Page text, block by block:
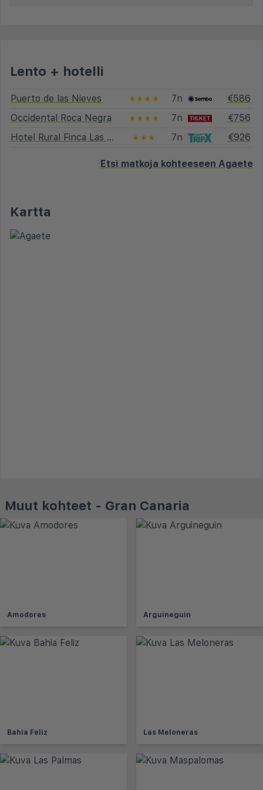
Lento + hotelli
Puerto de las Nieves ★★★★ 7n
€586
Occidental Roca Negra
★★★★ 7n
€756
Hotel Rural Finca Las Longueras
★★★ 7n €926
Etsi matkoja kohteeseen Agaete
Kartta
Muut kohteet - Gran Canaria
Amodores Arguineguin
Bahia Feliz Las Meloneras